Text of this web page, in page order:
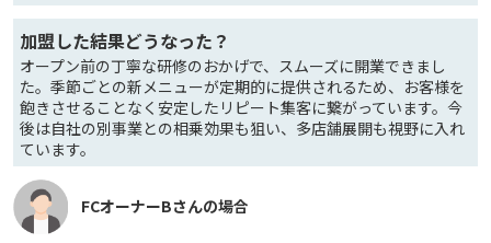
加盟した結果どうなった？
オープン前の丁寧な研修のおかげで、スムーズに開業できまし
た。季節ごとの新メニューが定期的に提供されるため、お客様を
飽きさせることなく安定したリピート集客に繋がっています。今
後は自社の別事業との相乗効果も狙い、多店舗展開も視野に入れ
ています。
FCオーナーBさんの場合